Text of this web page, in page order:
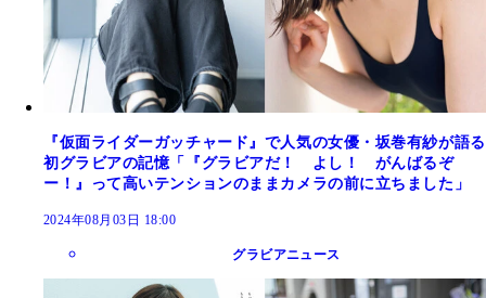
『仮面ライダーガッチャード』で人気の女優・坂巻有紗が語る
初グラビアの記憶「『グラビアだ！ よし！ がんばるぞ
ー！』って高いテンションのままカメラの前に立ちました」
2024年08月03日 18:00
グラビアニュース